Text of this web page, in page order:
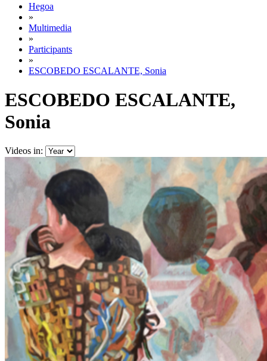
Hegoa
»
Multimedia
»
Participants
»
ESCOBEDO ESCALANTE, Sonia
ESCOBEDO ESCALANTE,
Sonia
Videos in: